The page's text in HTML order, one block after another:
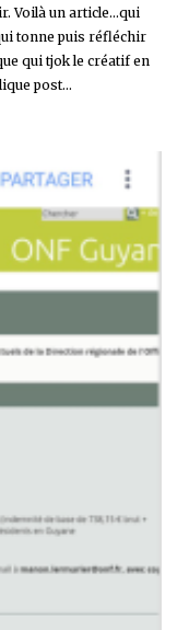
Voilà un article...qui
tonne puis réfléchir
qui tjok le créatif en
post...